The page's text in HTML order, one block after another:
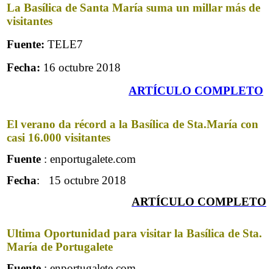
La Basílica de Santa María suma un millar más de
visitantes
Fuente: TELE7
Fecha: 16 octubre 2018
ARTÍCULO COMPLETO
El verano da récord a la Basílica de Sta.María con
casi 16.000 visitantes
Fuente : enportugalete.com
Fecha: 15 octubre 2018
ARTÍCULO COMPLETO
Ultima Oportunidad para visitar la Basílica de Sta.
María de Portugalete